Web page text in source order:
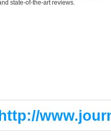
state-of-the-art reviews.